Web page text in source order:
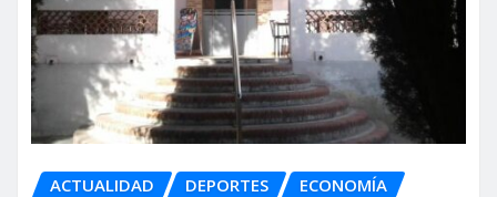
ACTUALIDAD DEPORTES ECONOMÍA